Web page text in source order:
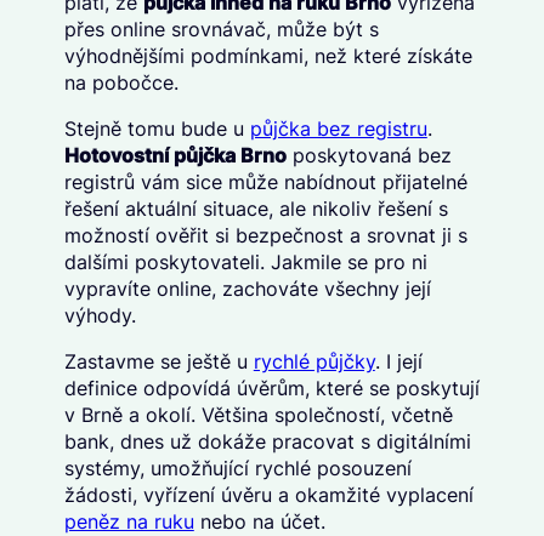
přes online srovnávač, může být s
výhodnějšími podmínkami, než které získáte
na pobočce.
Stejně tomu bude u půjčka bez registru.
Hotovostní půjčka Brnoposkytovaná bez
registrů vám sice může nabídnout přijatelné
řešení aktuální situace, ale nikoliv řešení s
možností ověřit si bezpečnost a srovnat ji s
dalšími poskytovateli. Jakmile se pro ni
vypravíte online, zachováte všechny její
výhody.
Zastavme se ještě u rychlé půjčky. I její
definice odpovídá úvěrům, které se poskytují
v Brně a okolí. Většina společností, včetně
bank, dnes už dokáže pracovat s digitálními
systémy, umožňující rychlé posouzení
žádosti, vyřízení úvěru a okamžité vyplacení
peněz na ruku nebo na účet.